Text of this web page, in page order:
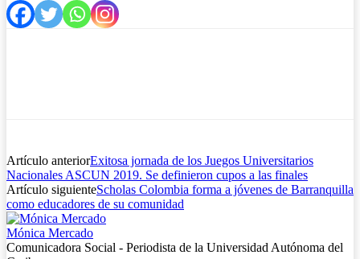
Artículo anteriorExitosa jornada de los Juegos Universitarios
Nacionales ASCUN 2019. Se definieron cupos a las finales
Artículo siguienteScholas Colombia forma a jóvenes de Barranquilla
como educadores de su comunidad
Mónica Mercado
Comunicadora Social - Periodista de la Universidad Autónoma del